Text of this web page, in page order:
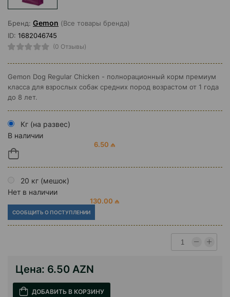
Бренд: Gemon (Все товары бренда)
ID: 1682046745
(0 Отзывы)
Gemon Dog Regular Chicken - полнорационный корм премиум
класса для взрослых собак средних пород возрастом от 1 года
до 8 лет.
Кг (на развес)
В наличии
6.50 ₼
20 кг (мешок)
Нет в наличии
130.00 ₼
СООБЩИТЬ О ПОСТУПЛЕНИИ
Цена: 6.50 AZN
ДОБАВИТЬ В КОРЗИНУ